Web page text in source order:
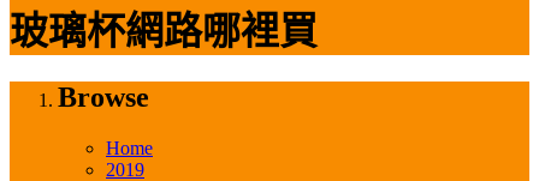
玻璃杯網路哪裡買
Browse
Home
2019